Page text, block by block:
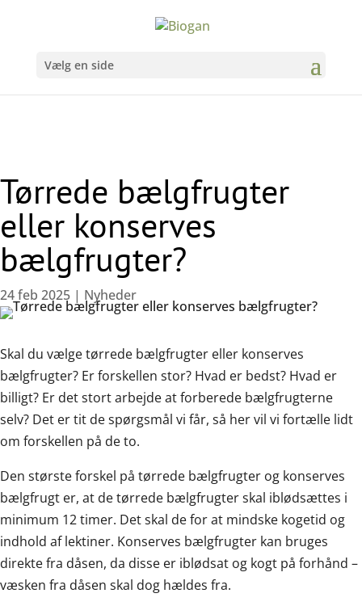
Vælg en side
Tørrede bælgfrugter
eller konserves
bælgfrugter?
24 feb 2025 | Nyheder
Skal du vælge tørrede bælgfrugter eller konserves
bælgfrugter? Er forskellen stor? Hvad er bedst? Hvad er
billigt? Er det stort arbejde at forberede bælgfrugterne
selv? Det er tit de spørgsmål vi får, så her vil vi fortælle lidt
om forskellen på de to.
Den største forskel på tørrede bælgfrugter og konserves
bælgfrugt er, at de tørrede bælgfrugter skal iblødsættes i
minimum 12 timer. Det skal de for at mindske kogetid og
indhold af lektiner. Konserves bælgfrugter kan bruges
direkte fra dåsen, da disse er iblødsat og kogt på forhånd –
væsken fra dåsen skal dog hældes fra.